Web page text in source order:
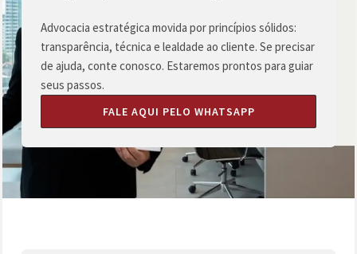
Advocacia estratégica movida por princípios sólidos:
transparência, técnica e lealdade ao cliente. Se precisar
de ajuda, conte conosco. Estaremos prontos para guiar
seus passos.
FALE AQUI PELO WHATSAPP